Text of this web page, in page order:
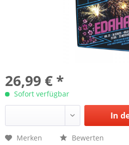
26,99 € *
Sofort verfügbar
In
Merken Bewerten